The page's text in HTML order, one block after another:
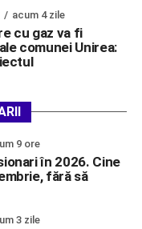
acum 4 zile
cu gaz va fi
comunei Unirea:
9 ore
în 2026. Cine
fără să
3 zile